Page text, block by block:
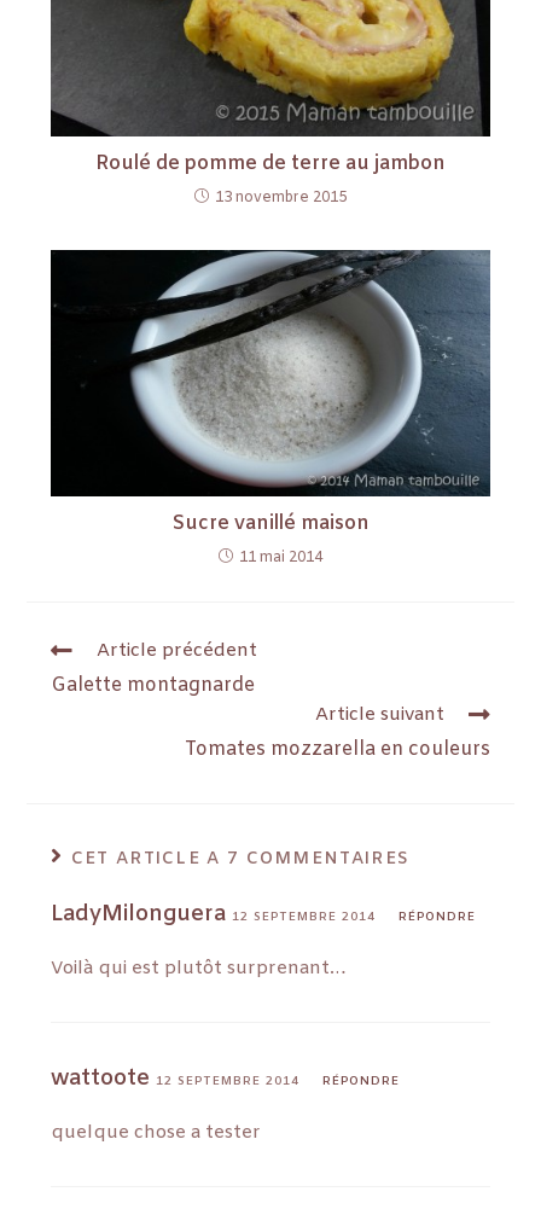
Roulé de pomme de terre au jambon
13 novembre 2015
Sucre vanillé maison
11 mai 2014
Article précédent
Galette montagnarde
Article suivant
Tomates mozzarella en couleurs
CET ARTICLE A 7 COMMENTAIRES
LadyMilonguera 12 SEPTEMBRE 2014 RÉPONDRE
Voilà qui est plutôt surprenant…
wattoote 12 SEPTEMBRE 2014 RÉPONDRE
quelque chose a tester